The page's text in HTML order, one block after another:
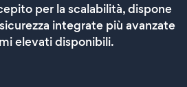
per la scalabilità, dispone
integrate più avanzate
elevati disponibili.